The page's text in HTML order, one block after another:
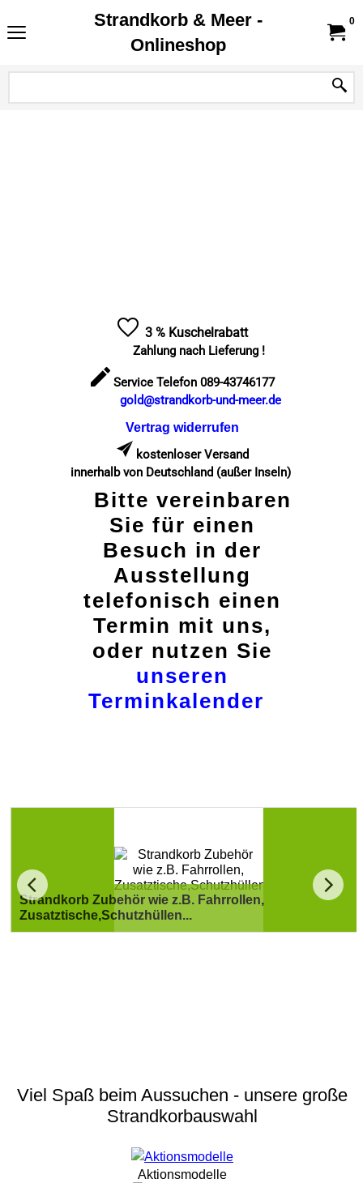
Strandkorb & Meer -
Onlineshop
0
3 % Kuschelrabatt
Zahlung nach Lieferung !
Service Telefon 089-43746177
gold@strandkorb-und-meer.de
Vertrag widerrufen
kostenloser Versand
innerhalb von Deutschland (außer Inseln)
Bitte vereinbaren
Sie für einen
Besuch in der
Ausstellung
telefonisch einen
Termin mit uns,
oder nutzen Sie
unseren
Terminkalender
Strandkorb Zubehör wie z.B. Fahrrollen,
Zusatztische,Schutzhüllen...
Viel Spaß beim Aussuchen - unsere große
Strandkorbauswahl
Aktionsmodelle